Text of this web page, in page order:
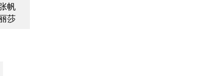
帆
莎